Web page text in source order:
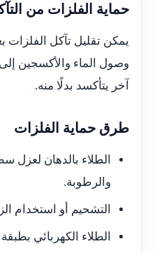
حماية الفلزات من
يمكن تقليل تآكل
وصول الماء والأكسجين
آخر يتأكسد بدلًا منه.
طرق حماية الفلزات
الطلاء بالدهان لعزل
والرطوبة.
التشحيم أو استخدام
الطلاء الكهربائي